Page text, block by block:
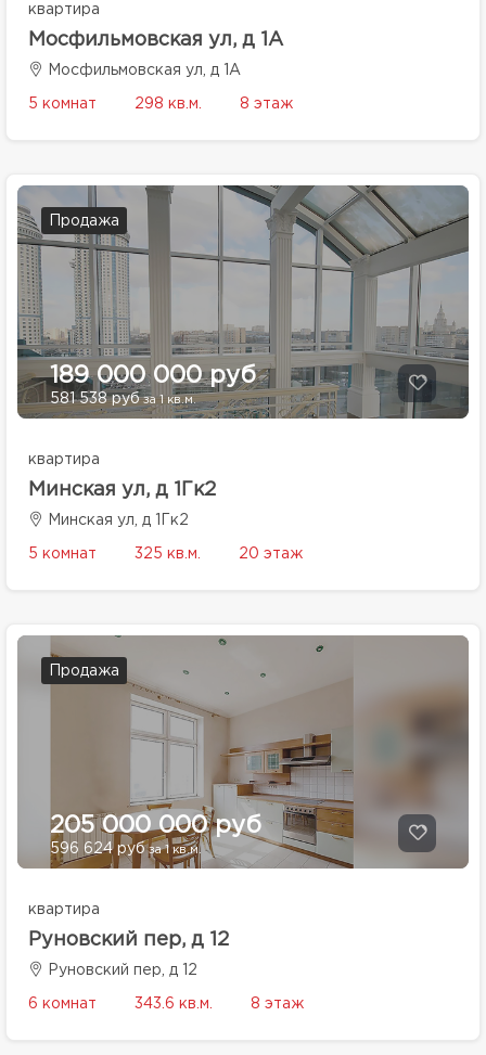
квартира
Мосфильмовская ул, д 1А
Мосфильмовская ул, д 1А
5 комнат 298 кв.м. 8 этаж
Продажа
189 000 000 руб
581 538 рубза 1 кв.м.
квартира
Минская ул, д 1Гк2
Минская ул, д 1Гк2
5 комнат 325 кв.м. 20 этаж
Продажа
205 000 000 руб
596 624 рубза 1 кв.м.
квартира
Руновский пер, д 12
Руновский пер, д 12
6 комнат 343.6 кв.м. 8 этаж